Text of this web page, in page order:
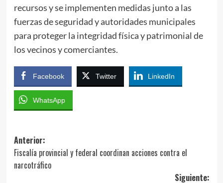
recursos y se implementen medidas junto a las
fuerzas de seguridad y autoridades municipales
para proteger la integridad física y patrimonial de
los vecinos y comerciantes.
Facebook Twitter LinkedIn
WhatsApp
Navegación
de
entradas
Anterior:
Fiscalía provincial y federal coordinan acciones contra el
narcotráfico
Siguiente: